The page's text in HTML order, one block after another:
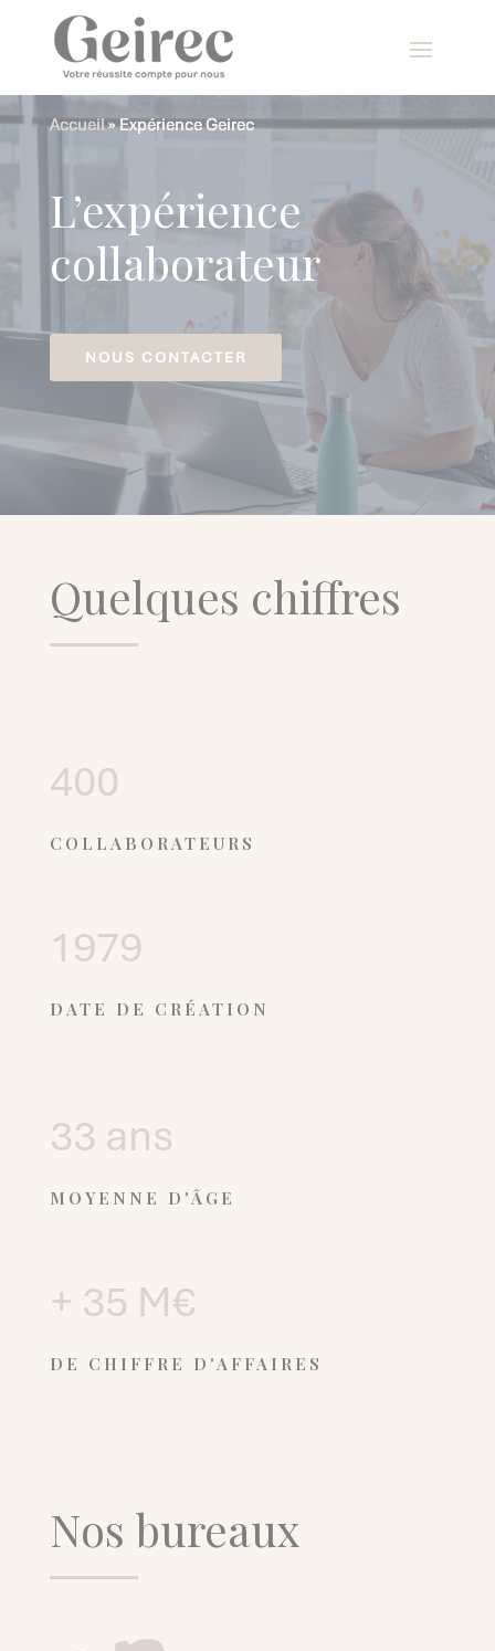
Accueil»Expérience Geirec
L’expérience
collaborateur
NOUS CONTACTER
Accueil»Expérience Geirec
Accueil»Expérience Geirec
Quelques chiffres
400
COLLABORATEURS
1979
DATE DE CRÉATION
33 ans
MOYENNE D'ÂGE
+ 35 M€
DE CHIFFRE D'AFFAIRES
Nos bureaux
Panneau de gestion des cookies